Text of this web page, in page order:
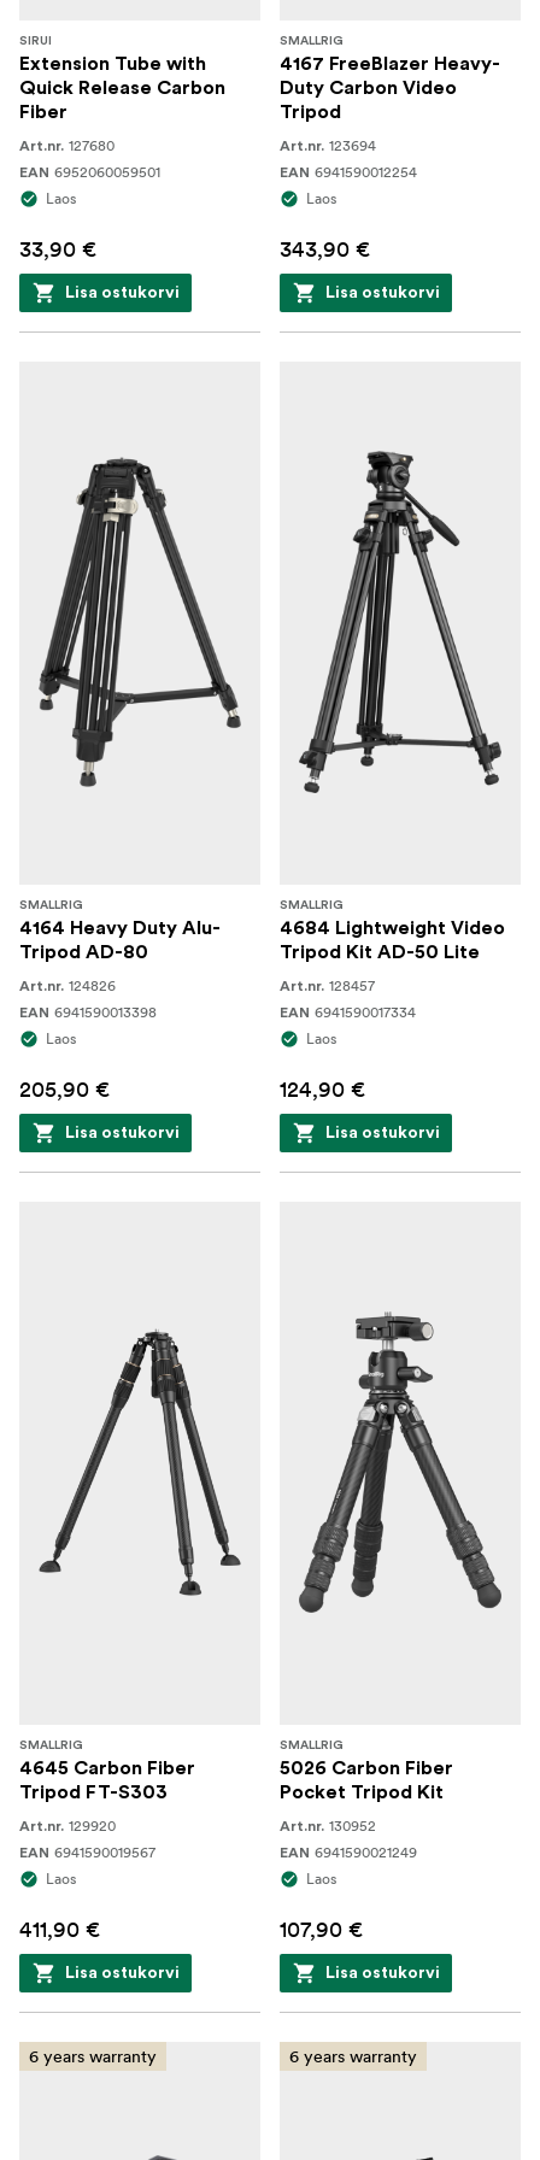
SIRUI
Extension Tube with
Quick Release Carbon
Fiber
Art.nr. 127680
EAN 6952060059501
Laos
33,90 €
Lisa ostukorvi
SMALLRIG
4167 FreeBlazer Heavy-
Duty Carbon Video
Tripod
Art.nr. 123694
EAN 6941590012254
Laos
343,90 €
Lisa ostukorvi
SMALLRIG
4164 Heavy Duty Alu-
Tripod AD-80
Art.nr. 124826
EAN 6941590013398
Laos
205,90 €
Lisa ostukorvi
SMALLRIG
4684 Lightweight Video
Tripod Kit AD-50 Lite
Art.nr. 128457
EAN 6941590017334
Laos
124,90 €
Lisa ostukorvi
SMALLRIG
4645 Carbon Fiber
Tripod FT-S303
Art.nr. 129920
EAN 6941590019567
Laos
411,90 €
Lisa ostukorvi
SMALLRIG
5026 Carbon Fiber
Pocket Tripod Kit
Art.nr. 130952
EAN 6941590021249
Laos
107,90 €
Lisa ostukorvi
6 years warranty 6 years warranty